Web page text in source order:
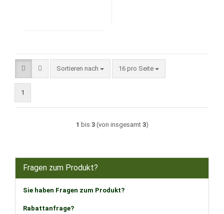
Sortieren nach
Sortieren nach 16 pro Seite
pro Seite
1
1 bis 3(von insgesamt 3)
Fragen zum Produkt?
Sie haben Fragen zum Produkt?
Rabattanfrage?